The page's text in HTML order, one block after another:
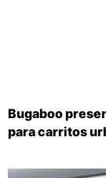
Bugaboo
para carritos